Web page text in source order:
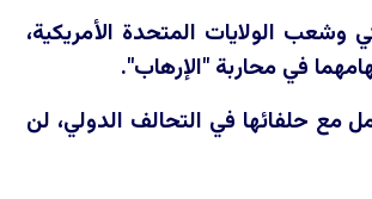
وشعب الولايات المتحدة الأمريكية،
في محاربة "الإرهاب".
مع حلفائها في التحالف الدولي، لن